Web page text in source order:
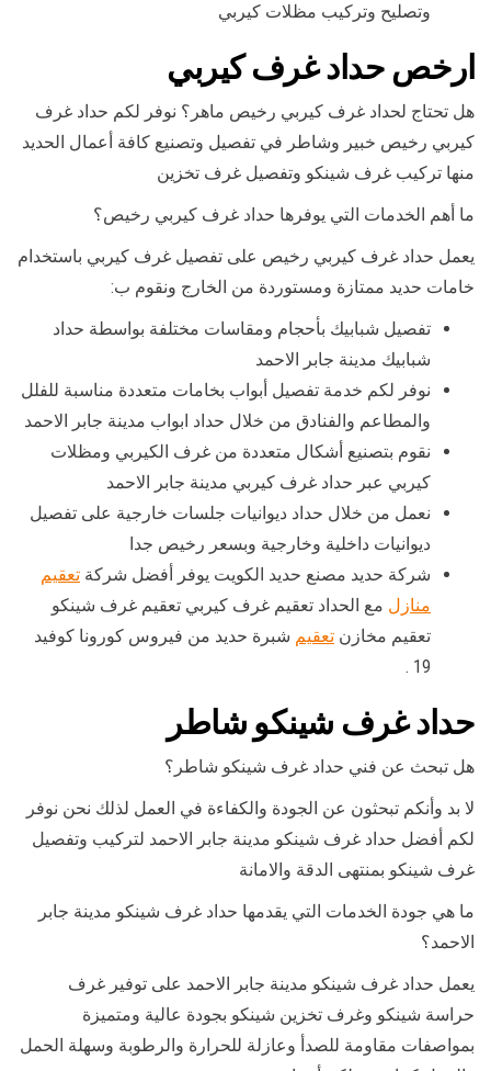
وتصليح وتركيب مظلات كيربي
ارخص حداد غرف كيربي
هل تحتاج لحداد غرف كيربي رخيص ماهر؟ نوفر لكم حداد غرف
كيربي رخيص خبير وشاطر في تفصيل وتصنيع كافة أعمال الحديد
منها تركيب غرف شينكو وتفصيل غرف تخزين
ما أهم الخدمات التي يوفرها حداد غرف كيربي رخيص؟
يعمل حداد غرف كيربي رخيص على تفصيل غرف كيربي باستخدام
خامات حديد ممتازة ومستوردة من الخارج ونقوم ب:
تفصيل شبابيك بأحجام ومقاسات مختلفة بواسطة حداد
شبابيك مدينة جابر الاحمد
نوفر لكم خدمة تفصيل أبواب بخامات متعددة مناسبة للفلل
والمطاعم والفنادق من خلال حداد ابواب مدينة جابر الاحمد
نقوم بتصنيع أشكال متعددة من غرف الكيربي ومظلات
كيربي عبر حداد غرف كيربي مدينة جابر الاحمد
نعمل من خلال حداد ديوانيات جلسات خارجية على تفصيل
ديوانيات داخلية وخارجية وبسعر رخيص جدا
شركة حديد مصنع حديد الكويت يوفر أفضل شركة تعقيم
منازل مع الحداد تعقيم غرف كيربي تعقيم غرف شينكو
تعقيم مخازن تعقيم شبرة حديد من فيروس كورونا كوفيد
19 .
حداد غرف شينكو شاطر
هل تبحث عن فني حداد غرف شينكو شاطر؟
لا بد وأنكم تبحثون عن الجودة والكفاءة في العمل لذلك نحن نوفر
لكم أفضل حداد غرف شينكو مدينة جابر الاحمد لتركيب وتفصيل
غرف شينكو بمنتهى الدقة والامانة
ما هي جودة الخدمات التي يقدمها حداد غرف شينكو مدينة جابر
الاحمد؟
يعمل حداد غرف شينكو مدينة جابر الاحمد على توفير غرف
حراسة شينكو وغرف تخزين شينكو بجودة عالية ومتميزة
بمواصفات مقاومة للصدأ وعازلة للحرارة والرطوبة وسهلة الحمل